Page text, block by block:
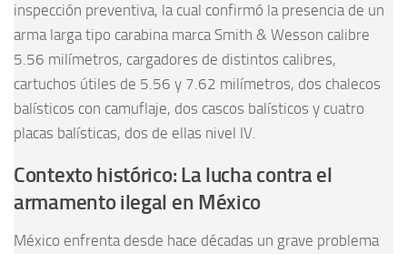
inspección preventiva, la cual confirmó la presencia de un
arma larga tipo carabina marca Smith & Wesson calibre
5.56 milímetros, cargadores de distintos calibres,
cartuchos útiles de 5.56 y 7.62 milímetros, dos chalecos
balísticos con camuflaje, dos cascos balísticos y cuatro
placas balísticas, dos de ellas nivel IV.
Contexto histórico: La lucha contra el
armamento ilegal en México
México enfrenta desde hace décadas un grave problema